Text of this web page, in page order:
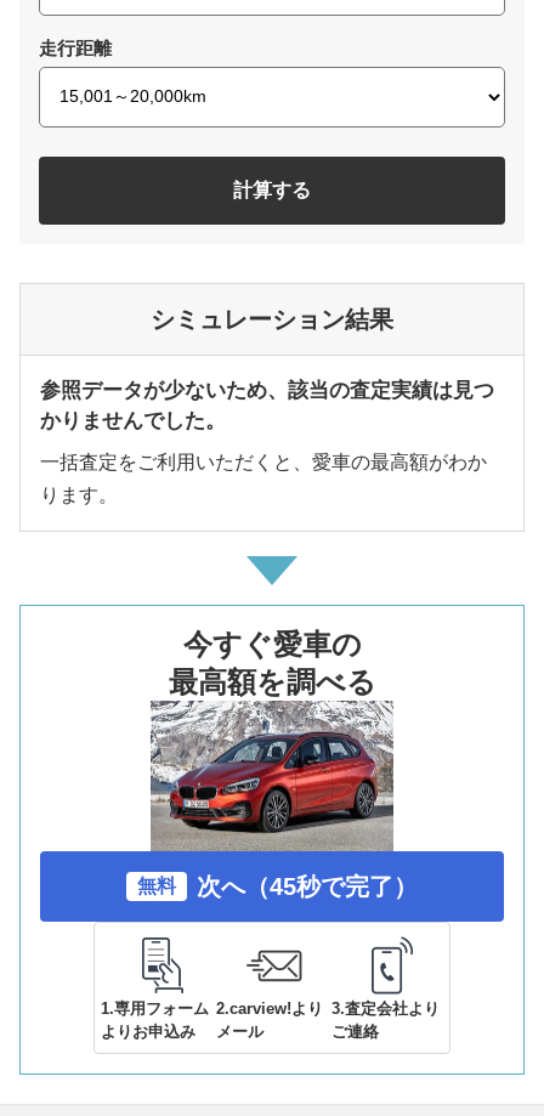
走行距離
計算する
シミュレーション結果
参照データが少ないため、該当の査定実績は見つ
かりませんでした。
一括査定をご利用いただくと、愛車の最高額がわか
ります。
今すぐ愛車の
最高額を調べる
無料 次へ（45秒で完了）
1.専用フォーム
よりお申込み
2.carview!より
メール
3.査定会社より
ご連絡